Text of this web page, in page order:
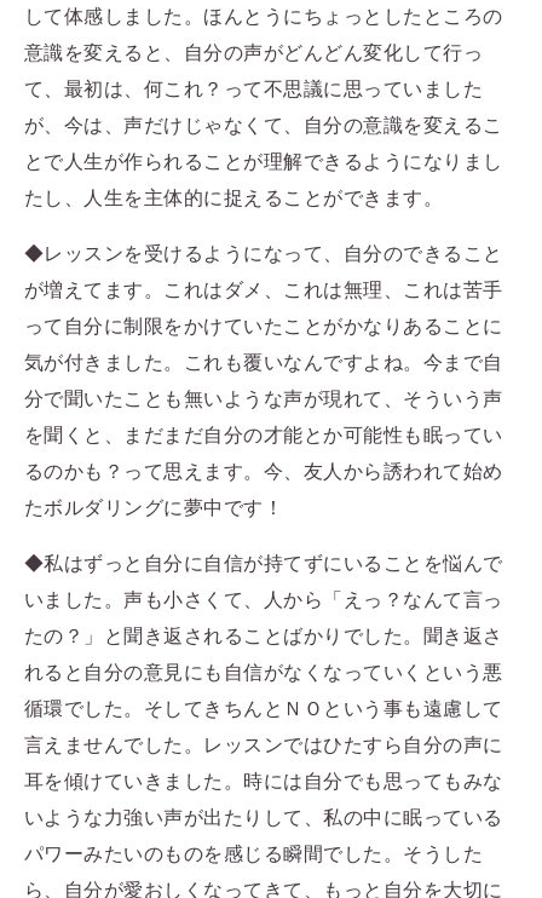
して体感しました。ほんとうにちょっとしたところの
意識を変えると、自分の声がどんどん変化して行っ
て、最初は、何これ？って不思議に思っていました
が、今は、声だけじゃなくて、自分の意識を変えるこ
とで人生が作られることが理解できるようになりまし
たし、人生を主体的に捉えることができます。
◆レッスンを受けるようになって、自分のできること
が増えてます。これはダメ、これは無理、これは苦手
って自分に制限をかけていたことがかなりあることに
気が付きました。これも覆いなんですよね。今まで自
分で聞いたことも無いような声が現れて、そういう声
を聞くと、まだまだ自分の才能とか可能性も眠ってい
るのかも？って思えます。今、友人から誘われて始め
たボルダリングに夢中です！
◆私はずっと自分に自信が持てずにいることを悩んで
いました。声も小さくて、人から「えっ？なんて言っ
たの？」と聞き返されることばかりでした。聞き返さ
れると自分の意見にも自信がなくなっていくという悪
循環でした。そしてきちんとＮＯという事も遠慮して
言えませんでした。レッスンではひたすら自分の声に
耳を傾けていきました。時には自分でも思ってもみな
いような力強い声が出たりして、私の中に眠っている
パワーみたいのものを感じる瞬間でした。そうした
ら、自分が愛おしくなってきて、もっと自分を大切に